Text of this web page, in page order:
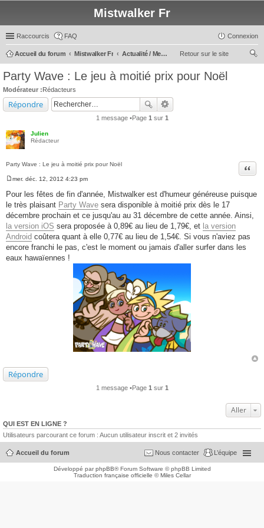
Mistwalker Fr
Raccourcis FAQ Connexion
Retour sur le site
Accueil du forum Mistwalker Fr
Actualité / Message du Staff
Party Wave : Le jeu à moitié prix pour Noël
Modérateur :Rédacteurs
Répondre
1 message •Page 1 sur 1
Julien
Rédacteur
Party Wave : Le jeu à moitié prix pour Noël Citer
s
s
a
g
e
mer. déc. 12, 2012 4:23 pm
Pour les fêtes de fin d'année, Mistwalker est d'humeur généreuse puisque
le très plaisant Party Wave sera disponible à moitié prix dès le 17
décembre prochain et ce jusqu'au au 31 décembre de cette année. Ainsi,
la version iOS sera proposée à 0,89€ au lieu de 1,79€, et la version
Android coûtera quant à elle 0,77€ au lieu de 1,54€. Si vous n'aviez pas
encore franchi le pas, c'est le moment ou jamais d'aller surfer dans les
eaux hawaïennes !
Répondre
1 message •Page 1 sur 1
Aller
QUI EST EN LIGNE ?
Utilisateurs parcourant ce forum : Aucun utilisateur inscrit et 2 invités
Accueil du forum L’équipe
Nous contacter
Développé parphpBB® Forum Software © phpBB Limited
Traduction française officielle ©Miles Cellar